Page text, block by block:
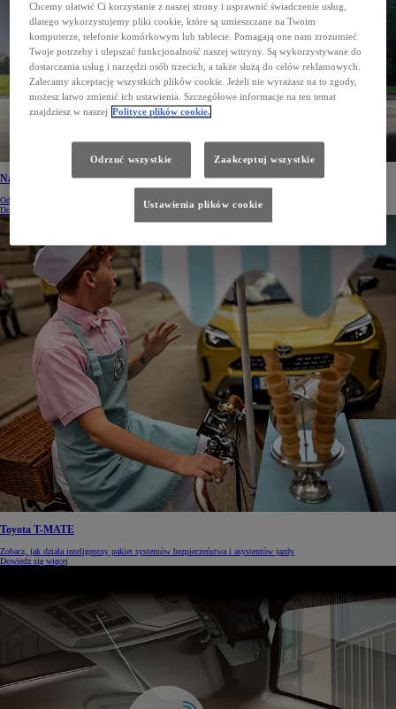
Napęd wodorowy
Odkryj Toyotę Mirai 2. generacji
Dowiedz się więcej
Toyota T-MATE
Zobacz, jak działa inteligentny pakiet systemów bezpieczeństwa i asystentów jazdy
Dowiedz się więcej
Chcemy ułatwić Ci korzystanie z naszej strony i usprawnić świadczenie usług,
dlatego wykorzystujemy pliki cookie, które są umieszczane na Twoim
komputerze, telefonie komórkowym lub tablecie. Pomagają one nam zrozumieć
Twoje potrzeby i ulepszać funkcjonalność naszej witryny. Są wykorzystywane do
dostarczania usług i narzędzi osób trzecich, a także służą do celów reklamowych.
Zalecamy akceptację wszystkich plików cookie. Jeżeli nie wyrażasz na to zgody,
możesz łatwo zmienić ich ustawienia. Szczegółowe informacje na ten temat
znajdziesz w naszej Polityce plików cookie.
Odrzuć wszystkie Zaakceptuj wszystkie
Ustawienia plików cookie